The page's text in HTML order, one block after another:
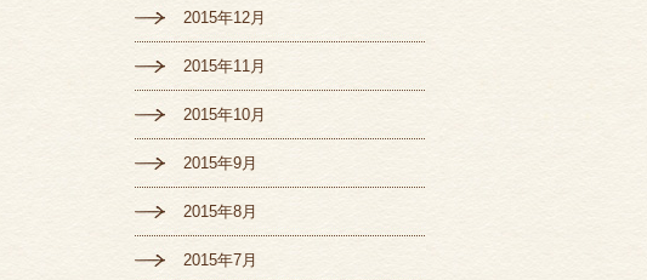
2015年12月
2015年11月
2015年10月
2015年9月
2015年8月
2015年7月